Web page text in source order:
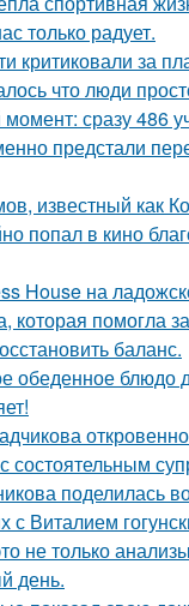
только радует.
критиковали за
что люди
сразу 486
предстали
известный как
попал в кино
House на
которая помогла
баланс.
обеденное блюдо
состоятельным
поделилась
с Виталием
не только
день.